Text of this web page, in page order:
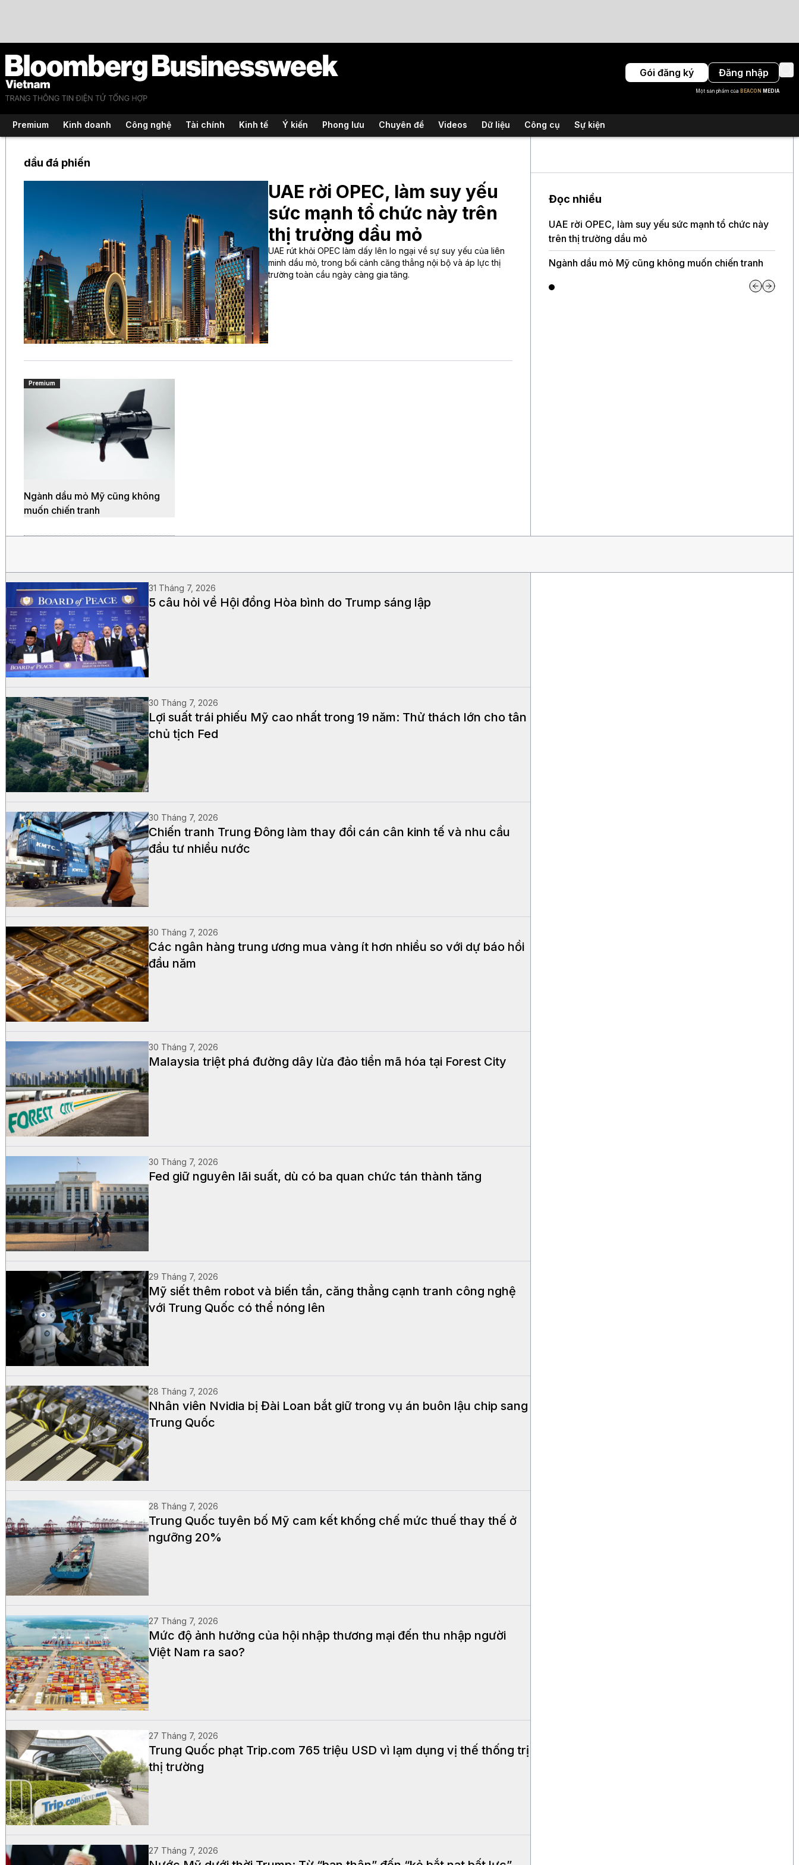
Gói đăng ký Đăng nhập
Một sản phẩm của BEACON MEDIA
Premium Kinh doanh Công nghệ Tài chính Kinh tế Ý kiến Phong lưu Chuyên đề Videos Dữ liệu Công cụ Sự kiện
dầu đá phiến
UAE rời OPEC, làm suy yếu
sức mạnh tổ chức này trên
thị trường dầu mỏ
UAE rút khỏi OPEC làm dấy lên lo ngại về sự suy yếu của liên
minh dầu mỏ, trong bối cảnh căng thẳng nội bộ và áp lực thị
trường toàn cầu ngày càng gia tăng.
Premium
Ngành dầu mỏ Mỹ cũng không
muốn chiến tranh
Đọc nhiều
UAE rời OPEC, làm suy yếu sức mạnh tổ chức này
trên thị trường dầu mỏ
Ngành dầu mỏ Mỹ cũng không muốn chiến tranh
31 Tháng 7, 2026
5 câu hỏi về Hội đồng Hòa bình do Trump sáng lập
30 Tháng 7, 2026
Lợi suất trái phiếu Mỹ cao nhất trong 19 năm: Thử thách lớn cho tân
chủ tịch Fed
30 Tháng 7, 2026
Chiến tranh Trung Đông làm thay đổi cán cân kinh tế và nhu cầu
đầu tư nhiều nước
30 Tháng 7, 2026
Các ngân hàng trung ương mua vàng ít hơn nhiều so với dự báo hồi
đầu năm
30 Tháng 7, 2026
Malaysia triệt phá đường dây lừa đảo tiền mã hóa tại Forest City
30 Tháng 7, 2026
Fed giữ nguyên lãi suất, dù có ba quan chức tán thành tăng
29 Tháng 7, 2026
Mỹ siết thêm robot và biến tần, căng thẳng cạnh tranh công nghệ
với Trung Quốc có thể nóng lên
28 Tháng 7, 2026
Nhân viên Nvidia bị Đài Loan bắt giữ trong vụ án buôn lậu chip sang
Trung Quốc
28 Tháng 7, 2026
Trung Quốc tuyên bố Mỹ cam kết khống chế mức thuế thay thế ở
ngưỡng 20%
27 Tháng 7, 2026
Mức độ ảnh hưởng của hội nhập thương mại đến thu nhập người
Việt Nam ra sao?
27 Tháng 7, 2026
Trung Quốc phạt Trip.com 765 triệu USD vì lạm dụng vị thế thống trị
thị trường
27 Tháng 7, 2026